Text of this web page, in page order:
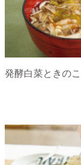
発酵白菜ときの